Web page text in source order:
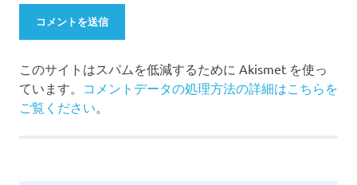
このサイトはスパムを低減するために Akismet を使っ
ています。 コメントデータの処理方法の詳細はこちらを
ご覧ください。